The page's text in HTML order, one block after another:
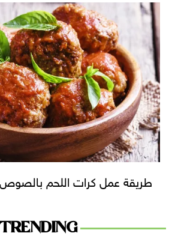
طريقة عمل كرات اللحم
TRENDING